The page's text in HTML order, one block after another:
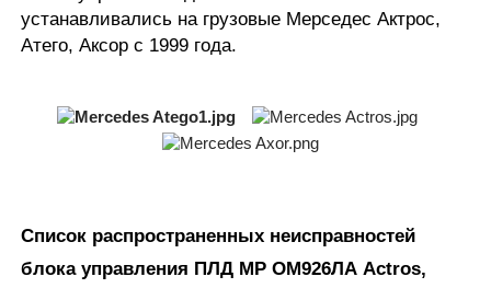
устанавливались на грузовые Мерседес Актрос,
Атего, Аксор с 1999 года.
Список распространенных неисправностей
блока управления ПЛД МР ОМ926ЛА Actros,